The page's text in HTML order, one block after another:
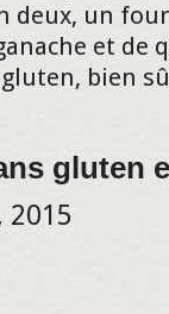
deux, un
et de
bien
gluten
2015